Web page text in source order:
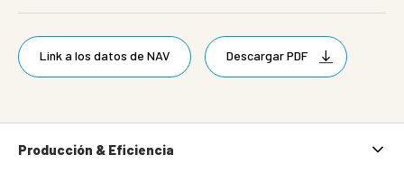
Link a los datos de NAV Descargar PDF
Producción & Eficiencia